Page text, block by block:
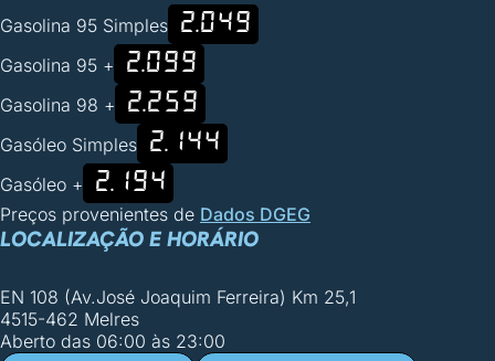
Gasolina 95 Simples 2.049
Gasolina 95 + 2.099
Gasolina 98 + 2.259
Gasóleo Simples 2.144
Gasóleo + 2.194
Preços provenientes de Dados DGEG
LOCALIZAÇÃO E HORÁRIO
EN 108 (Av.José Joaquim Ferreira) Km 25,1
4515-462 Melres
Aberto das 06:00 às 23:00